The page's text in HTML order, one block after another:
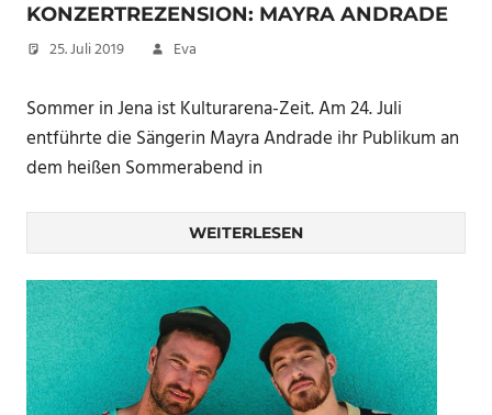
KONZERTREZENSION: MAYRA ANDRADE
25. Juli 2019 Eva
Sommer in Jena ist Kulturarena-Zeit. Am 24. Juli
entführte die Sängerin Mayra Andrade ihr Publikum an
dem heißen Sommerabend in
WEITERLESEN